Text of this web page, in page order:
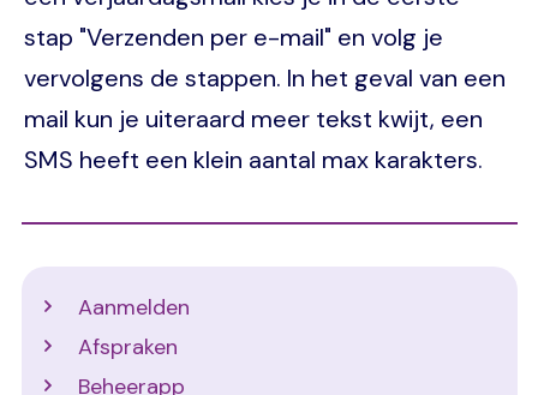
stap "Verzenden per e-mail" en volg je
vervolgens de stappen. In het geval van een
mail kun je uiteraard meer tekst kwijt, een
SMS heeft een klein aantal max karakters.
Aanmelden
Afspraken
Beheerapp